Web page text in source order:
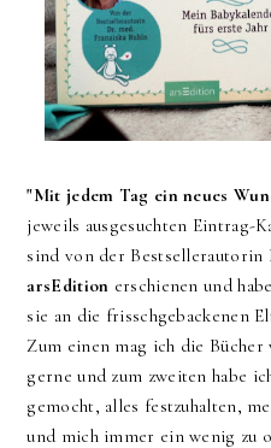
"Mit jedem Tag ein neues
jeweils ausgesuchten Eintrag-
sind von der Bestsellerautorin
arsEdition erschienen und
sie an die frisschgebackenen
Zum einen mag ich die Bücher
gerne und zum zweiten habe
gemocht, alles festzuhalten,
und mich immer ein wenig zu